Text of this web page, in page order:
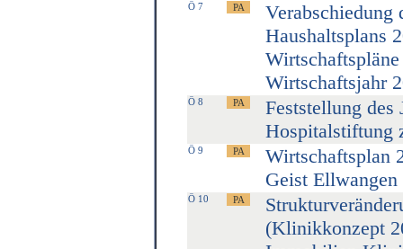
Ö 7
Verabschiedung
Haushaltsplans
Wirtschaftsjahr
Ö 8
Feststellung des
Hospitalstiftung
Ö 9
Wirtschaftsplan
Geist Ellwangen
Ö 10
(Klinikkonzept